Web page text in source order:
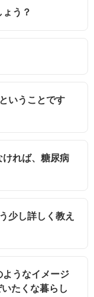
う？
いうことです
れば、糖尿病
少し詳しく教え
うなイメージ
たくな暮らし